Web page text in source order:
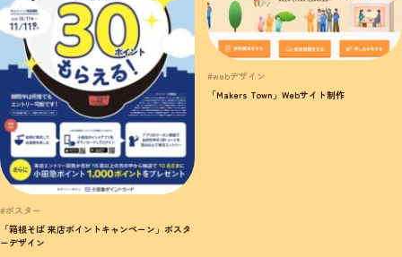
#ポスター
「箱根そば 来店ポイントキャンペーン」ポスタ
ーデザイン
#webデザイン
「Makers Town」Webサイト制作